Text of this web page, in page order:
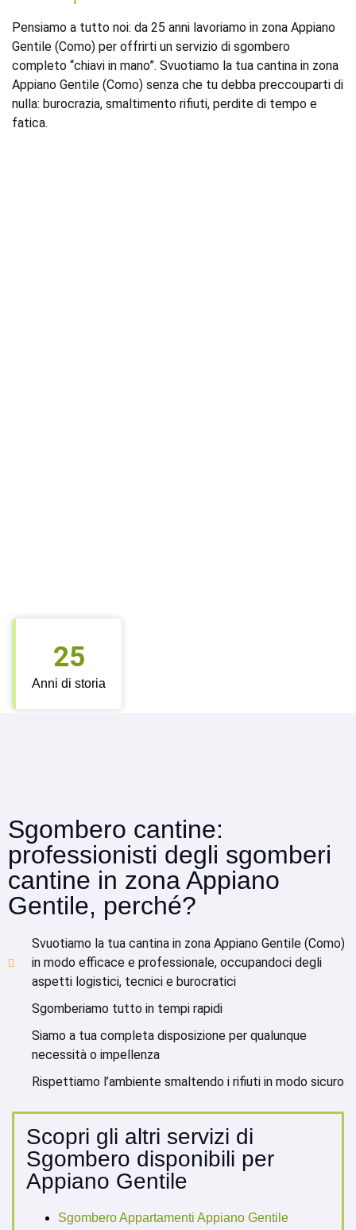
25
Anni di storia
Pensiamo a tutto noi: da 25 anni lavoriamo in zona Appiano
Gentile (Como) per offrirti un servizio di sgombero
completo “chiavi in mano”. Svuotiamo la tua cantina in zona
Appiano Gentile (Como) senza che tu debba preccouparti di
nulla: burocrazia, smaltimento rifiuti, perdite di tempo e
fatica.
Sgombero cantine:
professionisti degli sgomberi
cantine in zona Appiano
Gentile, perché?
Svuotiamo la tua cantina in zona Appiano Gentile (Como)
in modo efficace e professionale, occupandoci degli
aspetti logistici, tecnici e burocratici
Sgomberiamo tutto in tempi rapidi
Siamo a tua completa disposizione per qualunque
necessità o impellenza
Rispettiamo l’ambiente smaltendo i rifiuti in modo sicuro
Scopri gli altri servizi di
Sgombero disponibili per
Appiano Gentile
Sgombero Appartamenti Appiano Gentile